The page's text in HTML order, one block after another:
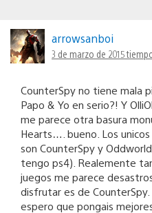
arrowsanboi
3 de marzo de 2015
CounterSpy no tiene mala
Papo & Yo en serio?! Y
me parece otra basura
Hearts…. bueno. Los
son CounterSpy y
tengo ps4). Realemente
juegos me parece
disfrutar es de
espero que pongais